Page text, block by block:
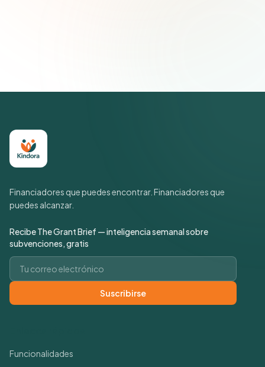
Financiadores que puedes encontrar. Financiadores que
puedes alcanzar.
Recibe The Grant Brief — inteligencia semanal sobre
subvenciones, gratis
Correo electrónico
Suscribirse
Funcionalidades